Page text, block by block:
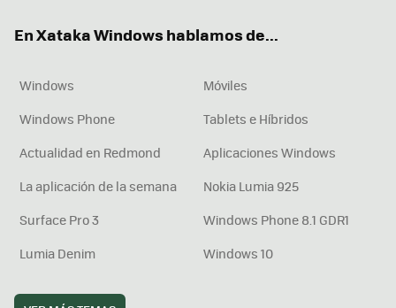
En Xataka Windows hablamos de...
Windows
Móviles
Windows Phone
Tablets e Híbridos
Actualidad en Redmond
Aplicaciones Windows
La aplicación de la semana
Nokia Lumia 925
Surface Pro 3
Windows Phone 8.1 GDR1
Lumia Denim
Windows 10